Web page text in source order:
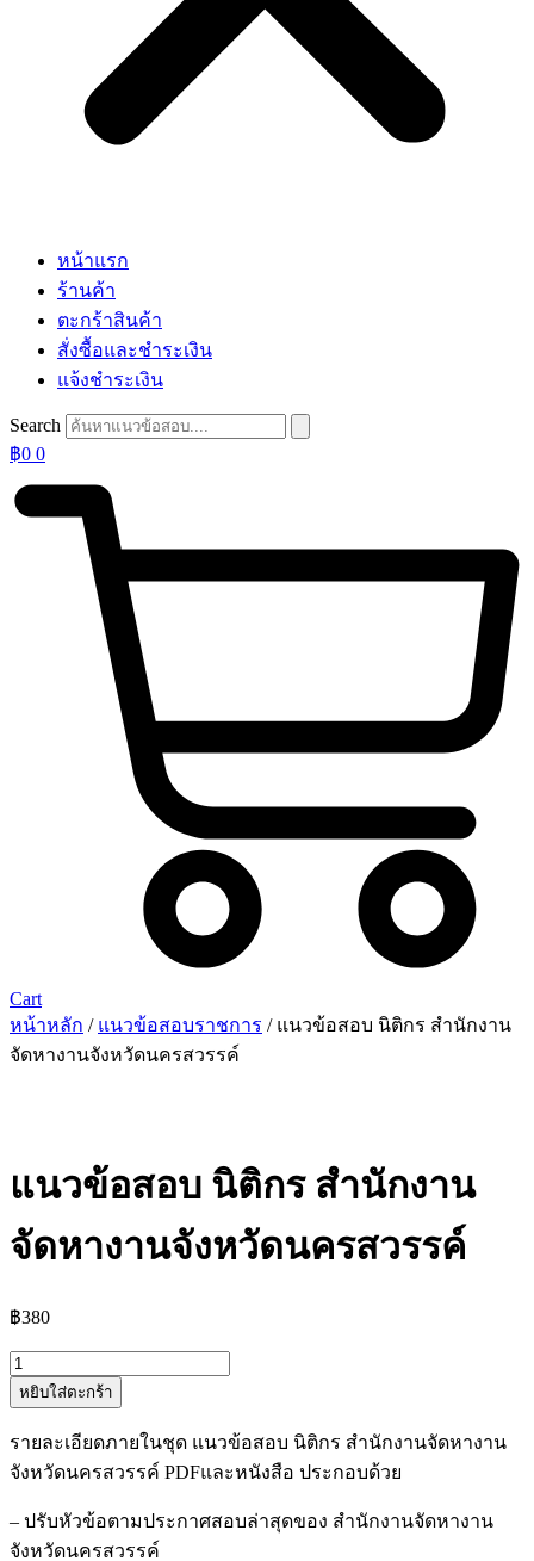
หน้าแรก
ร้านค้า
ตะกร้าสินค้า
สั่งซื้อและชำระเงิน
แจ้งชำระเงิน
Search
฿0 0
Cart
หน้าหลัก / แนวข้อสอบราชการ / แนวข้อสอบ นิติกร สำนักงาน
จัดหางานจังหวัดนครสวรรค์
แนวข้อสอบ นิติกร สำนักงาน
จัดหางานจังหวัดนครสวรรค์
฿380
จำนวน
แนว
นิติกร
สำนักงาน
จัดหา
งาน
หยิบใส่ตะกร้า
รายละเอียดภายในชุด แนวข้อสอบ นิติกร สำนักงานจัดหางาน
จังหวัดนครสวรรค์ PDFและหนังสือ ประกอบด้วย
– ปรับหัวข้อตามประกาศสอบล่าสุดของ สำนักงานจัดหางาน
จังหวัดนครสวรรค์